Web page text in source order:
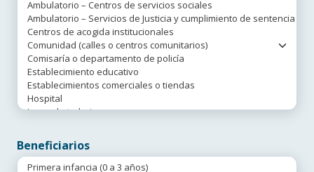
Beneficiarios